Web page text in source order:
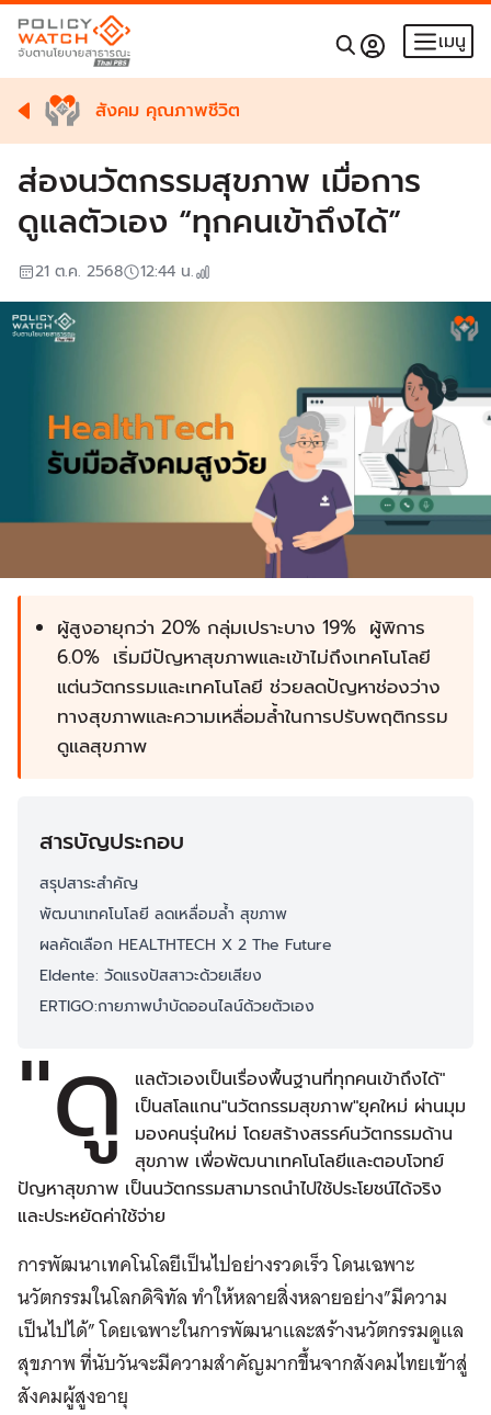
เมนู
สังคม คุณภาพชีวิต
ส่องนวัตกรรมสุขภาพ เมื่อการ
ดูแลตัวเอง “ทุกคนเข้าถึงได้”
21 ต.ค. 2568 12:44 น.
ผู้สูงอายุกว่า 20% กลุ่มเปราะบาง 19% ผู้พิการ
6.0% เริ่มมีปัญหาสุขภาพและเข้าไม่ถึงเทคโนโลยี
แต่นวัตกรรมและเทคโนโลยี ช่วยลดปัญหาช่องว่าง
ทางสุขภาพและความเหลื่อมล้ำในการปรับพฤติกรรม
ดูแลสุขภาพ
สารบัญประกอบ
สรุปสาระสำคัญ
พัฒนาเทคโนโลยี ลดเหลื่อมล้ำ สุขภาพ
ผลคัดเลือก HEALTHTECH X 2 The Future
Eldente: วัดแรงปัสสาวะด้วยเสียง
ERTIGO:กายภาพบำบัดออนไลน์ด้วยตัวเอง
"ดู
แลตัวเองเป็นเรื่องพื้นฐานที่ทุกคนเข้าถึงได้"
เป็นสโลแกน"นวัตกรรมสุขภาพ"ยุคใหม่ ผ่านมุม
มองคนรุ่นใหม่ โดยสร้างสรรค์นวัตกรรมด้าน
สุขภาพ เพื่อพัฒนาเทคโนโลยีและตอบโจทย์
ปัญหาสุขภาพ เป็นนวัตกรรมสามารถนำไปใช้ประโยชน์ได้จริง
และประหยัดค่าใช้จ่าย
การพัฒนาเทคโนโลยีเป็นไปอย่างรวดเร็ว โดนเฉพาะ
นวัตกรรมในโลกดิจิทัล ทำให้หลายสิ่งหลายอย่าง”มีความ
เป็นไปได้” โดยเฉพาะในการพัฒนาและสร้างนวัตกรรมดูแล
สุขภาพ ที่นับวันจะมีความสำคัญมากขึ้นจากสังคมไทยเข้าสู่
สังคมผู้สูงอายุ